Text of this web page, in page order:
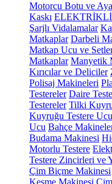
Motorcu Botu ve
Kaskı
Şarjlı Vidalamalar
Matkaplar Darbeli
Matkap Ucu ve
Matkaplar Manyetik
Kırıcılar ve Deliciler
Polisaj Makineleri
Testereler Daire
Testereler Tilki
Kuyruğu Testere Ucu
Ucu Bahçe
Budama Makinesi
Motorlu Testere
Testere Zincirleri ve
Çim Biçme Makinesi
Kesme Makinesi